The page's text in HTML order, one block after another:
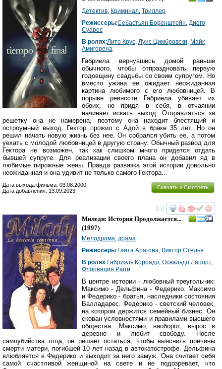
Детектив, Криминал, Триллер
Режиссеры:Себастьян Боренштейн, Диего
Суарес
В ролях:Лито Крус, Луис Цимбровски, Майк
Амигорена
Габриела вернувшись домой раньше
обычного, чтобы отпраздновать первую
годовщину свадьбы со своим супругом. Но
вместо ужина ее ожидает неожиданная
картина любимого с его любовницей. В
порыве ревности Габриела убивает их
обоих, но придя в себя, в отчаянии
начинает искать выход. Отправляться за
решетку она не намерена, поэтому она находит блестящий и
остроумный выход. Гектор прожил с Адой в браке 35 лет. Но он
решил начать новую жизнь без нее. Он собрался убить ее, а потом
уехать с молодой любовницей в другую страну. Обычный развод для
Гектора не возможен, так как слишком много придется отдать
бывшей супруге. Для реализации своего плана он добавил яд в
любимые пирожные жены. Правда развязка этой истории довольно
неожиданная и она удивит не только самого Гектора...
Скачать и Смотреть
Дата выхода фильма: 03.08.2000
Дата добавления: 13.09.2023
смотреть
Миледи: История Продолжается...
(1997)
Мелодрама драма
Режиссеры:Гаита Арагона Виктор Стелья
В ролях:Габриэль Коррадо Освальдо Лапорт,
Флоренция Рагги
В центре истории - любовный треугольник:
Максимо - Дельфина - Федерико. Максимо
и Федерико - братья, наследники состояния
Валладарес. Федерико - светский человек,
на котором держится семейный бизнес. Он
скован условностями и правилами высшего
общества. Максимо, наоборот, вырос в
деревне и любит свободу. После
самоубийства отца, он решает остаться, чтобы выяснить причины
смерти матери, погибшей 10 лет назад в автокатострофе. Дельфина
влюбляется в Федерико и выходит за него замуж. Она считает себя
самой счастливой женщиной на свете и не подозревает, что